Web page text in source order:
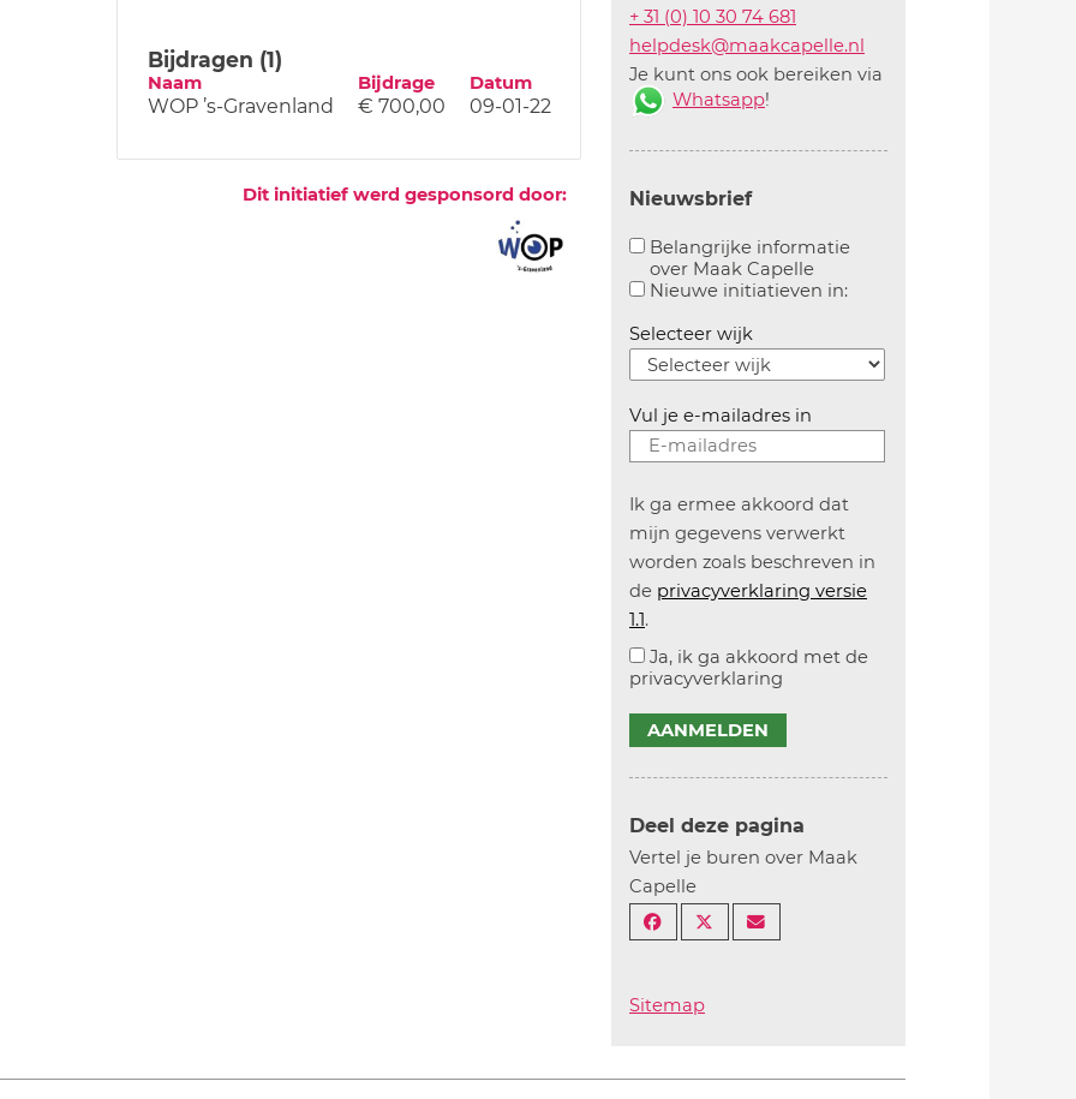
Bijdragen (1)
Naam Bijdrage Datum
WOP ’s-Gravenland € 700,00 09-01-22
Dit initiatief werd gesponsord door:
+ 31 (0) 10 30 74 681
helpdesk@maakcapelle.nl
Je kunt ons ook bereiken via
Whatsapp!
Nieuwsbrief
Belangrijke informatie
over Maak Capelle
Aanvinken om belangrijke informatie over
Nieuwe initiatieven in:Aanvinken om
Selecteer wijk
Vul je e-mailadres in
Ik ga ermee akkoord dat
mijn gegevens verwerkt
worden zoals beschreven in
de privacyverklaring versie
1.1.
Ja, ik ga akkoord met de
privacyverklaring
AANMELDEN
Deel deze pagina
Vertel je buren over Maak
Capelle
Sitemap